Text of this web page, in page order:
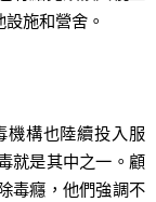
施和營舍。
構也陸續投入服
就是其中之一。顧
毒癮，他們強調不